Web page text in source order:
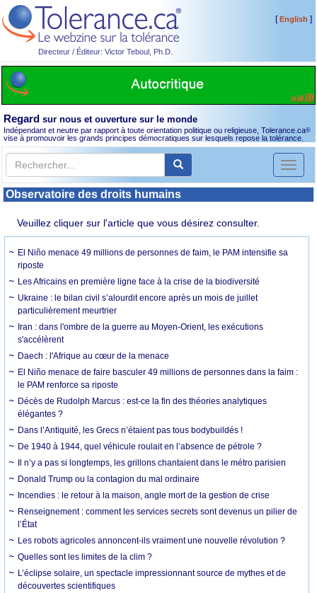
Directeur / Éditeur: Victor Teboul, Ph.D.
[English ]
Regard sur nous et ouverture sur le monde
Indépendant et neutre par rapport à toute orientation politique ou religieuse, Tolerance.ca®
vise à promouvoir les grands principes démocratiques sur lesquels repose la tolérance.
Toggle
Observatoire des droits humains
Veuillez cliquer sur l'article que vous désirez consulter.
El Niño menace 49 millions de personnes de faim, le PAM intensifie sa
riposte
Les Africains en première ligne face à la crise de la biodiversité
Ukraine : le bilan civil s’alourdit encore après un mois de juillet
particulièrement meurtrier
Iran : dans l'ombre de la guerre au Moyen-Orient, les exécutions
s'accélèrent
Daech : l'Afrique au cœur de la menace
El Niño menace de faire basculer 49 millions de personnes dans la faim :
le PAM renforce sa riposte
Décès de Rudolph Marcus : est-ce la fin des théories analytiques
élégantes ?
Dans l’Antiquité, les Grecs n’étaient pas tous bodybuildés !
De 1940 à 1944, quel véhicule roulait en l’absence de pétrole ?
Il n’y a pas si longtemps, les grillons chantaient dans le métro parisien
Donald Trump ou la contagion du mal ordinaire
Incendies : le retour à la maison, angle mort de la gestion de crise
Renseignement : comment les services secrets sont devenus un pilier de
l’État
Les robots agricoles annoncent-ils vraiment une nouvelle révolution ?
Quelles sont les limites de la clim ?
L’éclipse solaire, un spectacle impressionnant source de mythes et de
découvertes scientifiques